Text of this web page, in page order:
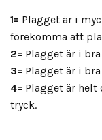
1= Plagget är i
förekomma att
2= Plagget är i
3= Plagget är i
4= Plagget är
tryck.